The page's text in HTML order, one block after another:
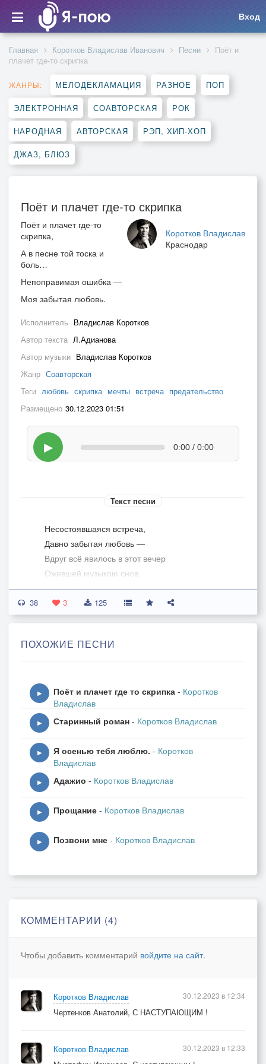
Вход
Главная Коротков Владислав Иванович Песни
Поёт и
плачет где-то скрипка
ЖАНРЫ: МЕЛОДЕКЛАМАЦИЯ РАЗНОЕ ПОП
ЭЛЕКТРОННАЯ СОАВТОРСКАЯ РОК
НАРОДНАЯ АВТОРСКАЯ РЭП, ХИП-ХОП
ДЖАЗ, БЛЮЗ
Поёт и плачет где-то скрипка
Коротков Владислав
Краснодар
Поёт и плачет где-то
скрипка,
А в песне той тоска и
боль…
Непоправимая ошибка —
Моя забытая любовь.
Исполнитель Владислав Коротков
Автор текста Л.Адианова
Автор музыки Владислав Коротков
Жанр Соавторская
Теги любовь скрипка мечты встреча предательство
Размещено 30.12.2023 01:51
▶ 0:00 / 0:00
Текст песни
Несостоявшаяся встреча,
Давно забытая любовь —
Вдруг всё явилось в этот вечер
Ожившей музыкою снов.
Поёт и плачет где-то скрипка,
А в песне той тоска и боль…
Непоправимая ошибка —
Мне скрипка нежно и печально
И слёзы в голосе родном.
И заползла змеёю гибкой
Вдруг в сердце боль — не отпустить…
Ей тоже хочется любить.
Как хороши в июле ночи!
Но так тоскливо без любви.
Свиданье с прошлым визави*?
Виденья робкие вдали
Исчезли, пролетели мимо,
Оставив горечь пустоты...
И в той мелодии без слов
38 3 125
ПОХОЖИЕ ПЕСНИ
▶ Поёт и плачет где то скрипка - Коротков
Владислав
▶ Старинный роман - Коротков Владислав
▶ Я осенью тебя люблю. - Коротков
Владислав
▶ Адажио - Коротков Владислав
▶ Прощание - Коротков Владислав
▶ Позвони мне - Коротков Владислав
КОММЕНТАРИИ (4)
Чтобы добавить комментарий войдите на сайт.
Коротков Владислав
Чертенков Анатолий, С НАСТУПАЮЩИМ !
30.12.2023 в 12:34
Коротков Владислав
30.12.2023 в 12:33